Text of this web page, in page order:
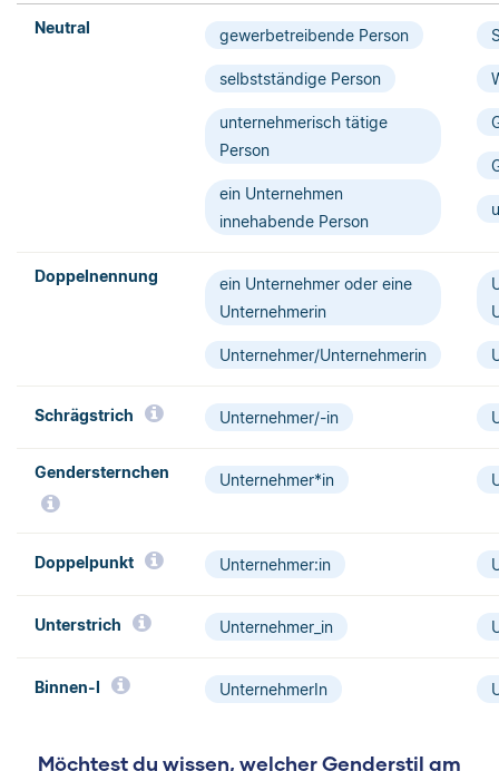
Neutral gewerbetreibende Person
selbstständige Person
unternehmerisch tätige
Person
ein Unternehmen
innehabende Person
Doppelnennung
ein Unternehmer oder eine
Unternehmerin
Unternehmer/Unternehmerin
Schrägstrich­ Unternehmer/-in
Gendersternchen Unternehmer*in
Doppelpunkt Unternehmer:in
Unterstrich Unternehmer_in
Binnen-I UnternehmerIn
Möchtest du wissen, welcher Genderstil am